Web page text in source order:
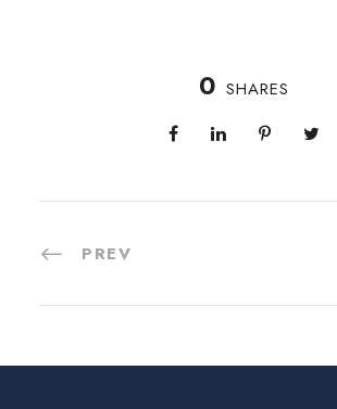
0 SHARES
PREV